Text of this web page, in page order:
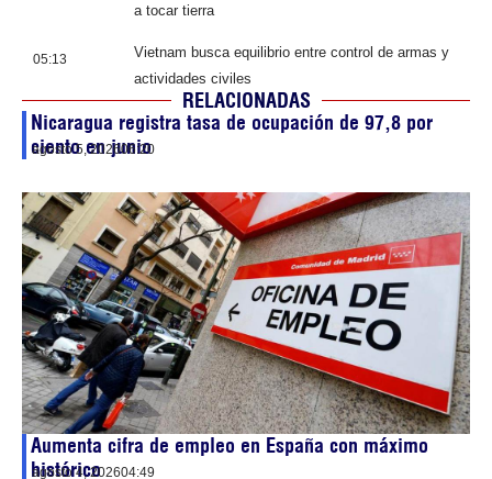
a tocar tierra
05:13
Vietnam busca equilibrio entre control de armas y
actividades civiles
RELACIONADAS
Nicaragua registra tasa de ocupación de 97,8 por
ciento en junio
agosto 5, 202606:20
Aumenta cifra de empleo en España con máximo
histórico
agosto 4, 202604:49